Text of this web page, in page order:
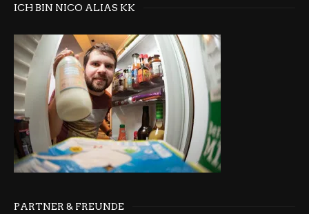
ICH BIN NICO ALIAS KK
PARTNER & FREUNDE